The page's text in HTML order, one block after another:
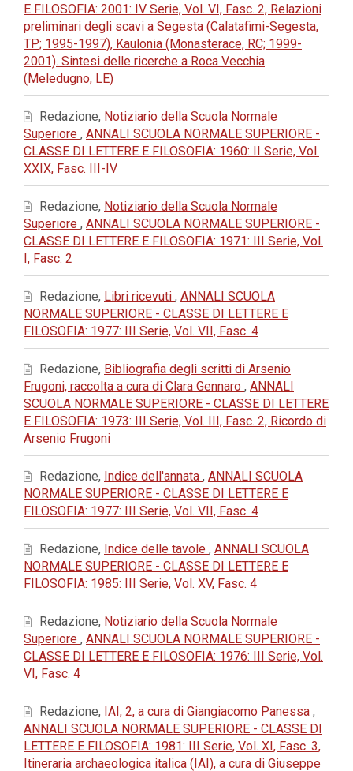
E FILOSOFIA: 2001: IV Serie, Vol. VI, Fasc. 2, Relazioni
preliminari degli scavi a Segesta (Calatafimi-Segesta,
TP; 1995-1997), Kaulonia (Monasterace, RC; 1999-
2001). Sintesi delle ricerche a Roca Vecchia
(Meledugno, LE)
Redazione, Notiziario della Scuola Normale
Superiore , ANNALI SCUOLA NORMALE SUPERIORE -
CLASSE DI LETTERE E FILOSOFIA: 1960: II Serie, Vol.
XXIX, Fasc. III-IV
Redazione, Notiziario della Scuola Normale
Superiore , ANNALI SCUOLA NORMALE SUPERIORE -
CLASSE DI LETTERE E FILOSOFIA: 1971: III Serie, Vol.
I, Fasc. 2
Redazione, Libri ricevuti , ANNALI SCUOLA
NORMALE SUPERIORE - CLASSE DI LETTERE E
FILOSOFIA: 1977: III Serie, Vol. VII, Fasc. 4
Redazione, Bibliografia degli scritti di Arsenio
Frugoni, raccolta a cura di Clara Gennaro , ANNALI
SCUOLA NORMALE SUPERIORE - CLASSE DI LETTERE
E FILOSOFIA: 1973: III Serie, Vol. III, Fasc. 2, Ricordo di
Arsenio Frugoni
Redazione, Indice dell'annata , ANNALI SCUOLA
NORMALE SUPERIORE - CLASSE DI LETTERE E
FILOSOFIA: 1977: III Serie, Vol. VII, Fasc. 4
Redazione, Indice delle tavole , ANNALI SCUOLA
NORMALE SUPERIORE - CLASSE DI LETTERE E
FILOSOFIA: 1985: III Serie, Vol. XV, Fasc. 4
Redazione, Notiziario della Scuola Normale
Superiore , ANNALI SCUOLA NORMALE SUPERIORE -
CLASSE DI LETTERE E FILOSOFIA: 1976: III Serie, Vol.
VI, Fasc. 4
Redazione, IAI, 2, a cura di Giangiacomo Panessa ,
ANNALI SCUOLA NORMALE SUPERIORE - CLASSE DI
LETTERE E FILOSOFIA: 1981: III Serie, Vol. XI, Fasc. 3,
Itineraria archaeologica italica (IAI), a cura di Giuseppe